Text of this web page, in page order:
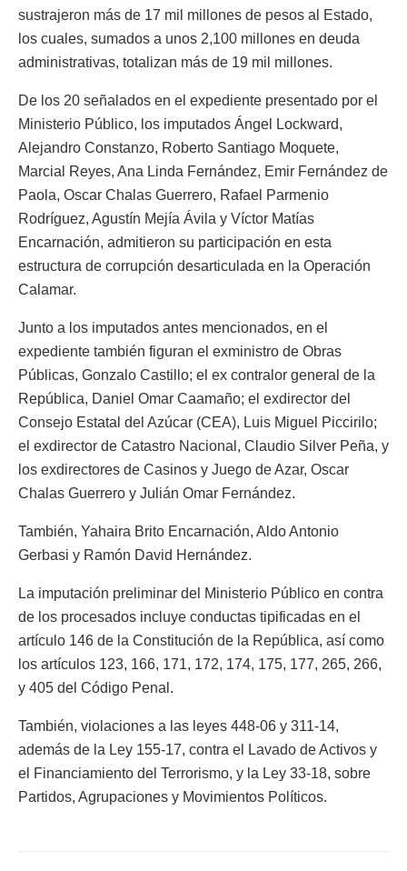
sustrajeron más de 17 mil millones de pesos al Estado,
los cuales, sumados a unos 2,100 millones en deuda
administrativas, totalizan más de 19 mil millones.
De los 20 señalados en el expediente presentado por el
Ministerio Público, los imputados Ángel Lockward,
Alejandro Constanzo, Roberto Santiago Moquete,
Marcial Reyes, Ana Linda Fernández, Emir Fernández de
Paola, Oscar Chalas Guerrero, Rafael Parmenio
Rodríguez, Agustín Mejía Ávila y Víctor Matías
Encarnación, admitieron su participación en esta
estructura de corrupción desarticulada en la Operación
Calamar.
Junto a los imputados antes mencionados, en el
expediente también figuran el exministro de Obras
Públicas, Gonzalo Castillo; el ex contralor general de la
República, Daniel Omar Caamaño; el exdirector del
Consejo Estatal del Azúcar (CEA), Luis Miguel Piccirilo;
el exdirector de Catastro Nacional, Claudio Silver Peña, y
los exdirectores de Casinos y Juego de Azar, Oscar
Chalas Guerrero y Julián Omar Fernández.
También, Yahaira Brito Encarnación, Aldo Antonio
Gerbasi y Ramón David Hernández.
La imputación preliminar del Ministerio Público en contra
de los procesados incluye conductas tipificadas en el
artículo 146 de la Constitución de la República, así como
los artículos 123, 166, 171, 172, 174, 175, 177, 265, 266,
y 405 del Código Penal.
También, violaciones a las leyes 448-06 y 311-14,
además de la Ley 155-17, contra el Lavado de Activos y
el Financiamiento del Terrorismo, y la Ley 33-18, sobre
Partidos, Agrupaciones y Movimientos Políticos.